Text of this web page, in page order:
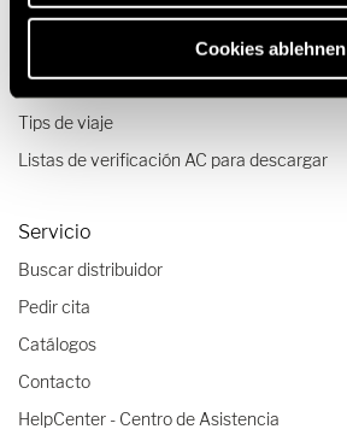
Cookies ablehnen
Viajes & Experiencias
Relatos de viajes
Tips de viaje
Listas de verificación AC para descargar
Servicio
Buscar distribuidor
Pedir cita
Catálogos
Contacto
HelpCenter - Centro de Asistencia